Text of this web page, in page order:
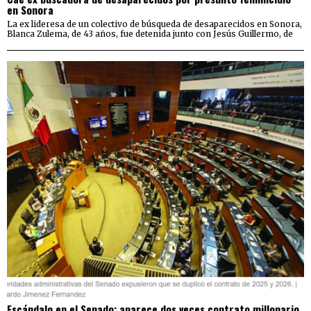
en Sonora
La ex lideresa de un colectivo de búsqueda de desaparecidos en Sonora,
Blanca Zulema, de 43 años, fue detenida junto con Jesús Guillermo, de